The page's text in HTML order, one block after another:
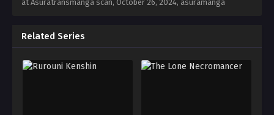
at Asuratransmanga scan, October 26, 2024, asuramanga
Related Series